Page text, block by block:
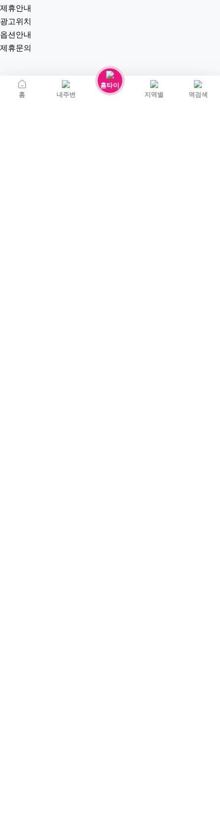
홈 내주변
홈타이
지역별
역검색
제휴안내
광고위치
옵션안내
제휴문의